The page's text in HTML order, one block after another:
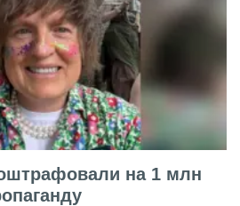
на 1 млн